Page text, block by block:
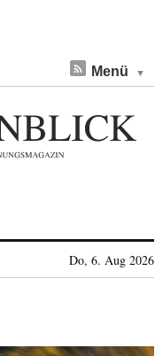
Menü
Do, 6. Aug 2026